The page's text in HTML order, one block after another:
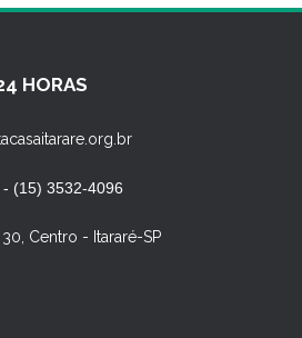
HORAS
(15) 3532-4096
30, Centro - Itararé-SP